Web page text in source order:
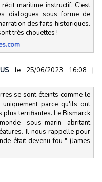
maritime instructif. C'est
dialogues sous forme de
des faits historiques.
très chouettes !
le 25/06/2023 16:08|
se sont éteints comme le
parce qu'ils ont
terrifiantes. Le Bismarck
sous-marin abritant
Il nous rappelle pour
était devenu fou " (James